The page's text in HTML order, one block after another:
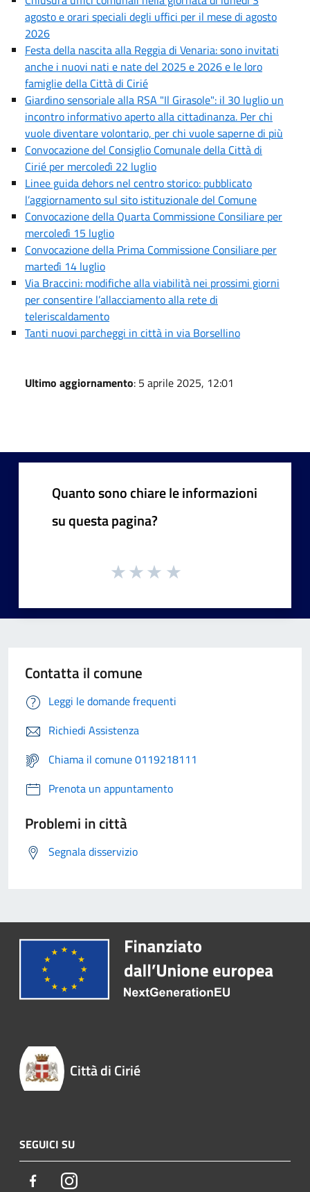
agosto e orari speciali degli uffici per il mese di agosto
2026
Festa della nascita alla Reggia di Venaria: sono invitati
anche i nuovi nati e nate del 2025 e 2026 e le loro
famiglie della Città di Cirié
Giardino sensoriale alla RSA "Il Girasole": il 30 luglio un
incontro informativo aperto alla cittadinanza. Per chi
vuole diventare volontario, per chi vuole saperne di più
Convocazione del Consiglio Comunale della Città di
Cirié per mercoledì 22 luglio
Linee guida dehors nel centro storico: pubblicato
l’aggiornamento sul sito istituzionale del Comune
Convocazione della Quarta Commissione Consiliare per
mercoledì 15 luglio
Convocazione della Prima Commissione Consiliare per
martedì 14 luglio
Via Braccini: modifiche alla viabilità nei prossimi giorni
per consentire l’allacciamento alla rete di
teleriscaldamento
Tanti nuovi parcheggi in città in via Borsellino
Ultimo aggiornamento: 5 aprile 2025, 12:01
Quanto sono chiare le informazioni
su questa pagina?
Contatta il comune
Leggi le domande frequenti
Richiedi Assistenza
Chiama il comune 0119218111
Prenota un appuntamento
Problemi in città
Segnala disservizio
Città di Cirié
SEGUICI SU
FacebookInstagram